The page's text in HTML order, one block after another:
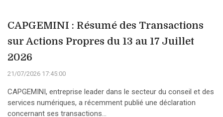
CAPGEMINI : Résumé des Transactions
sur Actions Propres du 13 au 17 Juillet
2026
21/07/2026 17:45:00
CAPGEMINI, entreprise leader dans le secteur du conseil et des
services numériques, a récemment publié une déclaration
concernant ses transactions...